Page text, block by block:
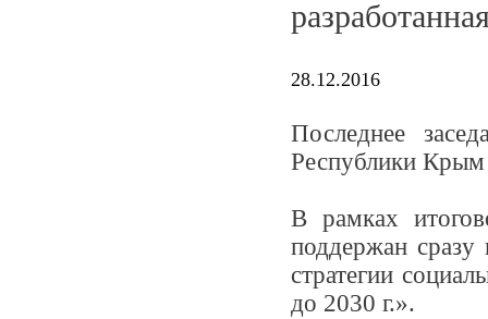
28.12.2016
Последнее
Республики Крым
В рамках
поддержан
стратегии
до 2030 г.».